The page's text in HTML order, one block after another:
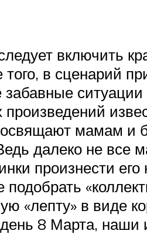
включить
в сценарий
мамам и
далеко не все
произнести его
«лепту» в виде
8 Марта, наши